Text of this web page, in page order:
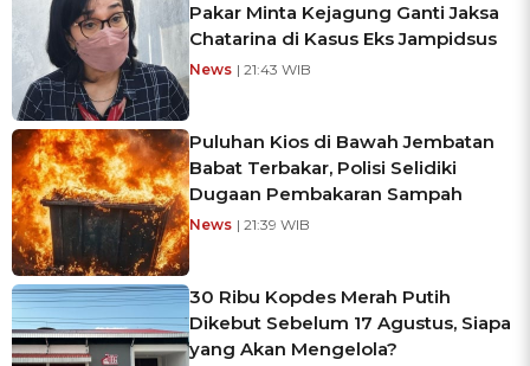
Pakar Minta Kejagung Ganti Jaksa
Chatarina di Kasus Eks Jampidsus
News | 21:43 WIB
Puluhan Kios di Bawah Jembatan
Babat Terbakar, Polisi Selidiki
Dugaan Pembakaran Sampah
News | 21:39 WIB
30 Ribu Kopdes Merah Putih
Dikebut Sebelum 17 Agustus, Siapa
yang Akan Mengelola?